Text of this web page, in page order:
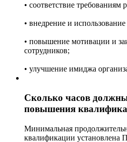
• соответствие
• внедрение и
• повышение мотивации и
сотрудников;
• улучшение имиджа
Сколько часов
повышения
Минимальная
квалификации установлена